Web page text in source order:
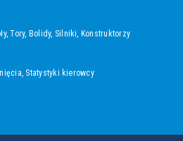
,Tory, Bolidy, Silniki, Konstruktorzy
, Statystyki kierowcy